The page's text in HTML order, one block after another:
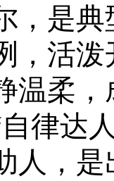
，是
，活
温柔
律达
人，是